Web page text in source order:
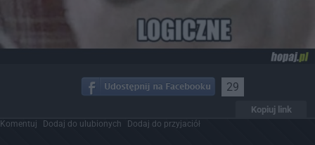
29
Kopiuj link
Komentuj Dodaj do ulubionych Dodaj do przyjaciół